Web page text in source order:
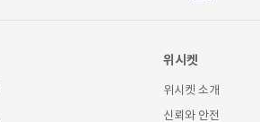
위시켓
위시켓 소개
신뢰와 안전